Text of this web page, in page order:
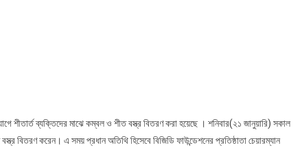
শীতার্ত ব্যক্তিদের মাঝে কম্বল ও শীত বস্ত্র বিতরণ করা হয়েছে । শনিবার(২১ জানুয়ারি) সকাল
বিতরণ করেন। এ সময় প্রধান অতিথি হিসেবে বিজিডি ফাউন্ডেশনের প্রতিষ্ঠাতা চেয়ারম্যান